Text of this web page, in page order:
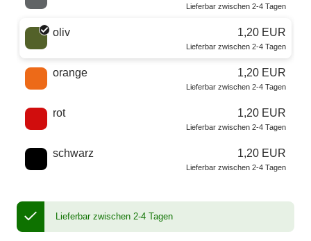
Lieferbar zwischen 2-4 Tagen
oliv 1,20 EUR
Lieferbar zwischen 2-4 Tagen
orange 1,20 EUR
Lieferbar zwischen 2-4 Tagen
rot 1,20 EUR
Lieferbar zwischen 2-4 Tagen
schwarz 1,20 EUR
Lieferbar zwischen 2-4 Tagen
Lieferbar zwischen 2-4 Tagen